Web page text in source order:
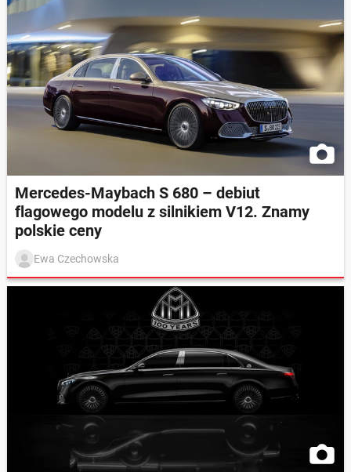
Mercedes-Maybach S 680 – debiut
flagowego modelu z silnikiem V12. Znamy
polskie ceny
Ewa Czechowska